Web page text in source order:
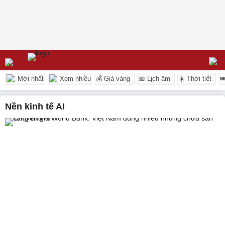
Mới nhất Xem nhiều 💰 Giá vàng 📅 Lịch âm ☀️ Thời tiết
nền kinh tế AI